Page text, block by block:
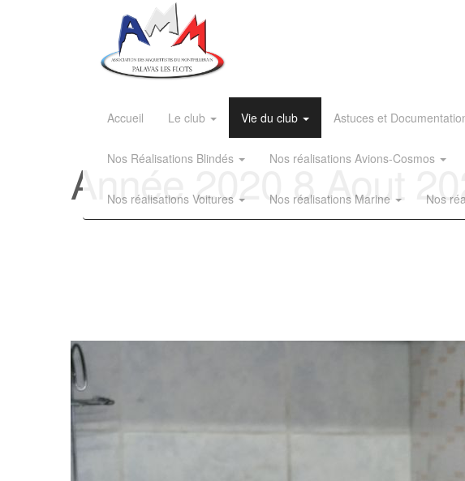
Accueil Le club Vie du club Astuces et
Nos Réalisations Blindés Nos réalisations Avions-Cosmos
Nos réalisations Voitures Nos réalisations Marine Nos
Année 2020 8 Aout